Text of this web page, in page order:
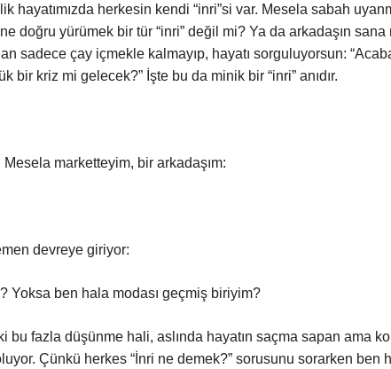
hayatımızda herkesin kendi “inri”si var. Mesela sabah
doğru yürümek bir tür “inri” değil mi? Ya da arkadaşın sana
sadece çay içmekle kalmayıp, hayatı sorguluyorsun:
bir kriz mi gelecek?” İşte bu da minik bir “inri” anıdır.
marketteyim, bir arkadaşım:
devreye giriyor:
Yoksa ben hala modası geçmiş biriyim?
bu fazla düşünme hali, aslında hayatın saçma sapan ama
Çünkü herkes “İnri ne demek?” sorusunu sorarken ben